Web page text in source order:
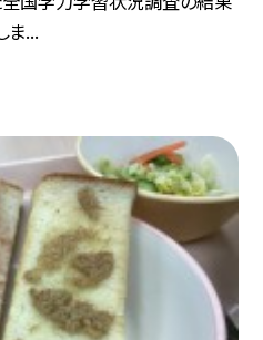
ま...